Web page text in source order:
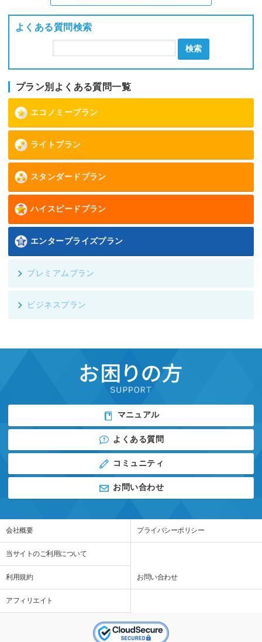
よくある質問検索
検索
プラン別よくある質問一覧
エコノミープラン
ライトプラン
スタンダードプラン
ハイスピードプラン
エンタープライズプラン
プレミアムプラン
ビジネスプラン
マニュアル
よくある質問
コミュニティ
お問い合わせ
会社概要 プライバシーポリシー
当サイトのご利用について
利用規約 お問い合わせ
アフィリエイト